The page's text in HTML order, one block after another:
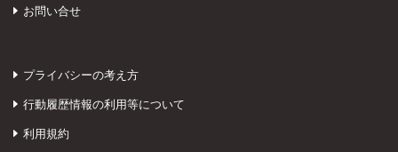
お問い合せ
プライバシーの考え方
行動履歴情報の利用等について
利用規約